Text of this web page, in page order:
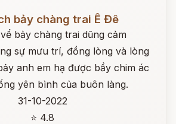
bảy chàng trai Ê Đê
bảy chàng trai dũng cảm
sự mưu trí, đồng lòng và lòng
anh em hạ được bầy chim ác
yên bình của buôn làng.
31-10-2022
⭐ 4.8